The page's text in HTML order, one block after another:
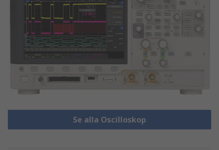
Se alla Oscilloskop